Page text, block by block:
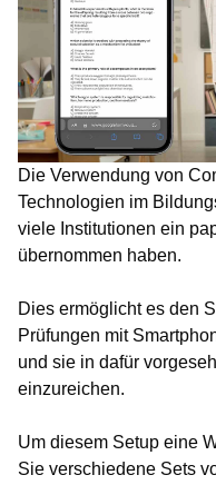
Die Verwendung von
Technologien im
viele Institutionen ein
übernommen haben.
Dies ermöglicht es den
Prüfungen mit
und sie in dafür
einzureichen.
Um diesem Setup eine
Sie verschiedene Sets